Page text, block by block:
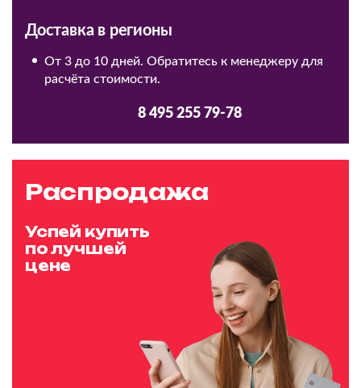
Доставка в регионы
От 3 до 10 дней. Обратитесь к менеджеру для
расчёта стоимости.
8 495 255 79-78
Распродажа
Успей купить
по лучшей
цене